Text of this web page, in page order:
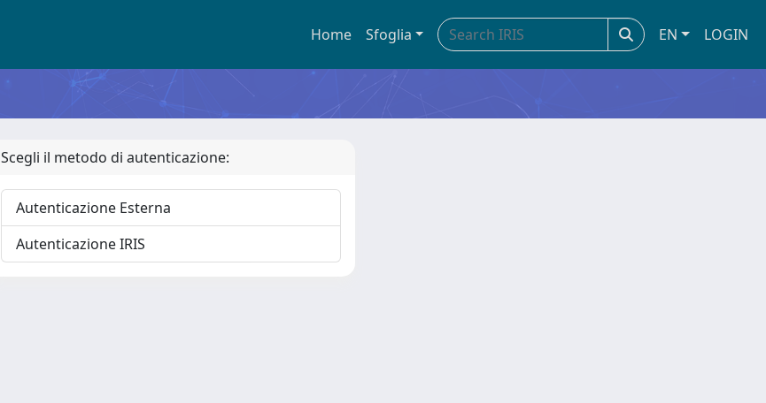
Home Sfoglia EN LOGIN
Scegli il metodo di autenticazione:
Autenticazione Esterna
Autenticazione IRIS